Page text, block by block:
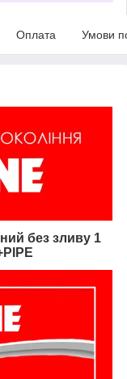
Оплата Умови
без зливу 1